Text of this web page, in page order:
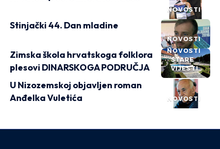
NOVOSTI
NOVOSTI
Stinjački 44. Dan mladine
NOVOSTI
STARE
VIJESTI
Zimska škola hrvatskoga folklora
plesovi DINARSKOGA PODRUČJA
NOVOSTI
U Nizozemskoj objavljen roman
Anđelka Vuletića